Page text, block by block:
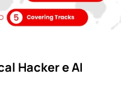
Hacker e AI